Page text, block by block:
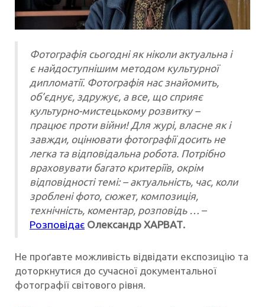
Фотографія сьогодні як ніколи актуальна і
є найдоступнішим методом культурної
дипломатії. Фотографія нас знайомить,
об’єднує, здружує, а все, що сприяє
культурно-мистецькому розвитку –
працює проти війни! Для журі, власне як і
завжди, оцінювати фотографії досить не
легка та відповідальна робота. Потрібно
враховувати багато критеріїв, окрім
відповідності темі: – актуальність, час, коли
зроблені фото, сюжет, композиція,
технічність, коментар, розповідь … –
Розповідає Олександр ХАРВАТ.
Не проґавте можливість відвідати експозицію та
доторкнутися до сучасної документальної
фотографії світового рівня.